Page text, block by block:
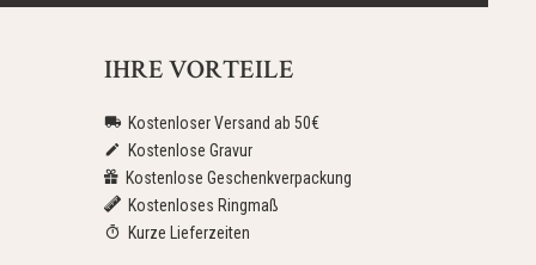
IHRE VORTEILE
Kostenloser Versand ab 50€
Kostenlose Gravur
Kostenlose Geschenkverpackung
Kostenloses Ringmaß
Kurze Lieferzeiten